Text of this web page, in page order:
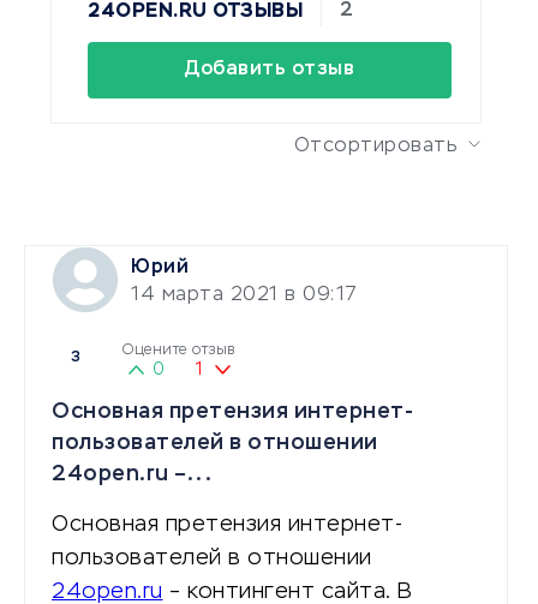
24OPEN.RU ОТЗЫВЫ 2
Добавить отзыв
Отсортировать
Юрий
14 марта 2021 в 09:17
3 Оцените отзыв
0 1
Основная претензия интернет-
пользователей в отношении
24open.ru –...
Основная претензия интернет-
пользователей в отношении
24open.ru – контингент сайта. В